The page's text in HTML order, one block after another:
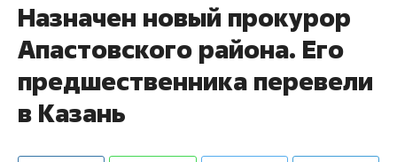
Назначен новый прокурор
Апастовского района. Его
предшественника перевели
в Казань